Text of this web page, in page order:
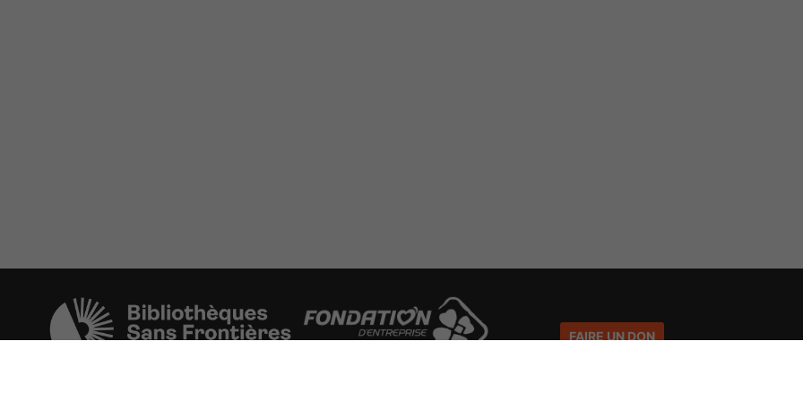
FAIRE UN DON